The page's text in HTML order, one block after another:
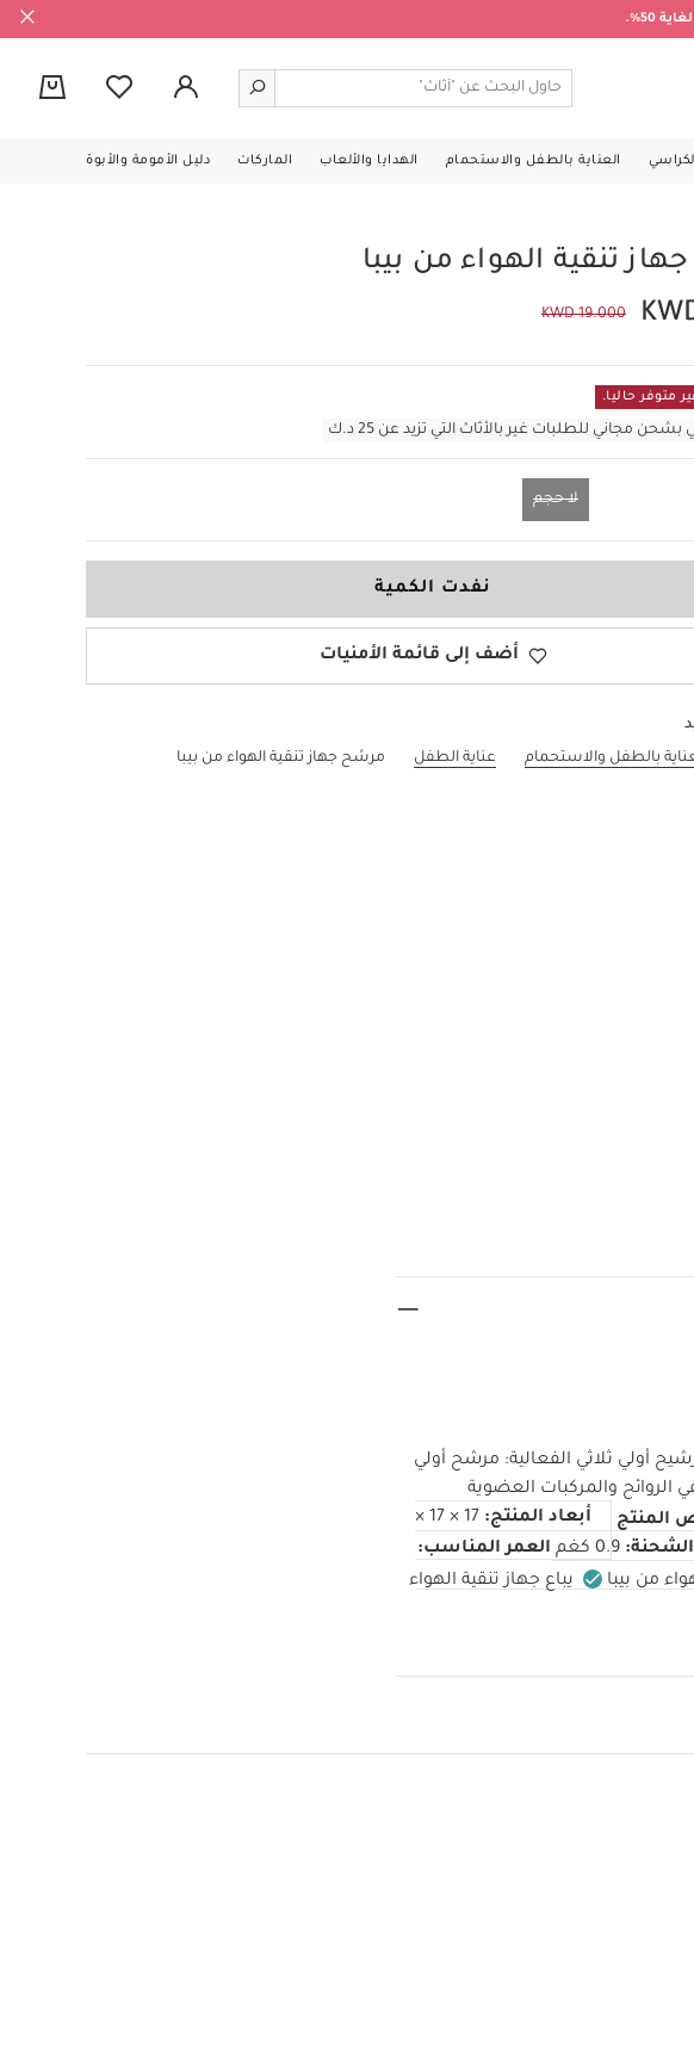
50%.
العناية بالطفل والاستحمام الهدايا والألعاب الماركات دليل الأمومة والأبوة
تنقية الهواء من بيبا
KWD 19.000
متوفر حاليا.
مجاني للطلبات غير بالأثاث التي تزيد عن 25 د.ك
لا حجم
نفدت الكمية
أضف إلى قائمة الأمنيات
بالطفل والاستحمام عناية الطفل مرشح جهاز تنقية الهواء من بيبا
أولي ثلاثي الفعالية: مرشح أولي
والمركبات العضوية
المنتج أبعاد المنتج:
17 × 17 ×
0.9 كغم
العمر المناسب:
من بيبا
يباع جهاز تنقية الهواء